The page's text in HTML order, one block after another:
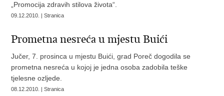
„Promocija zdravih stilova života“.
09.12.2010. | Stranica
Prometna nesreća u mjestu Buići
Jučer, 7. prosinca u mjestu Buići, grad Poreč dogodila se
prometna nesreća u kojoj je jedna osoba zadobila teške
tjelesne ozljede.
08.12.2010. | Stranica